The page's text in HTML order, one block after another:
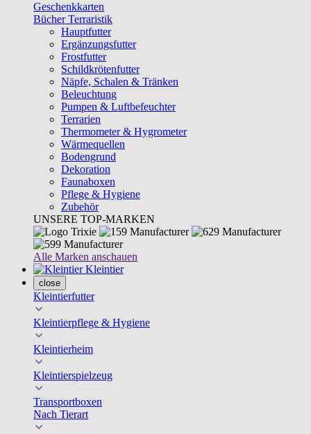
Geschenkkarten
Bücher Terraristik
Hauptfutter
Ergänzungsfutter
Frostfutter
Schildkrötenfutter
Näpfe, Schalen & Tränken
Beleuchtung
Pumpen & Luftbefeuchter
Terrarien
Thermometer & Hygrometer
Wärmequellen
Bodengrund
Dekoration
Faunaboxen
Pflege & Hygiene
Zubehör
UNSERE TOP-MARKEN
Alle Marken anschauen
Kleintier
close
Kleintierfutter
Kleintierpflege & Hygiene
Kleintierheim
Kleintierspielzeug
Transportboxen
Nach Tierart